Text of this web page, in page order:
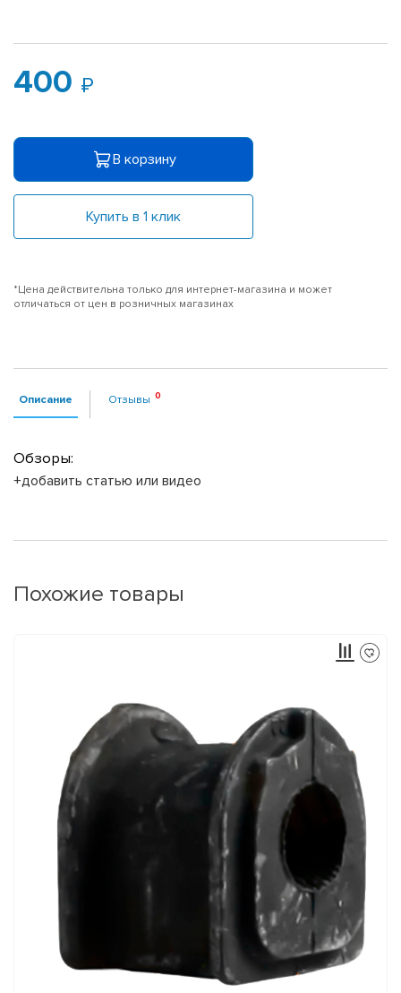
400
В корзину
Купить в 1 клик
*Цена действительна только для интернет-магазина и может
отличаться от цен в розничных магазинах
Описание Отзывы
Обзоры:
+добавить статью или видео
Похожие товары